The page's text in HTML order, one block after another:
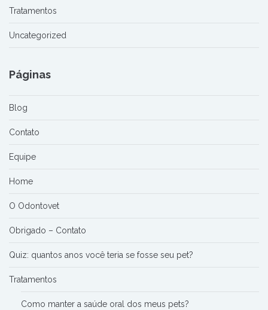
Tratamentos
Uncategorized
Páginas
Blog
Contato
Equipe
Home
O Odontovet
Obrigado – Contato
Quiz: quantos anos você teria se fosse seu pet?
Tratamentos
Como manter a saúde oral dos meus pets?